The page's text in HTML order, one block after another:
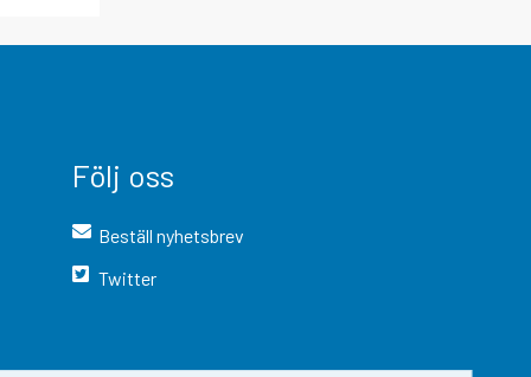
Följ oss
Beställ nyhetsbrev
Twitter